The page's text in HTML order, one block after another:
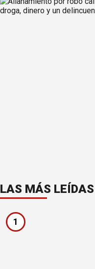
LAS MÁS LEÍDAS
1